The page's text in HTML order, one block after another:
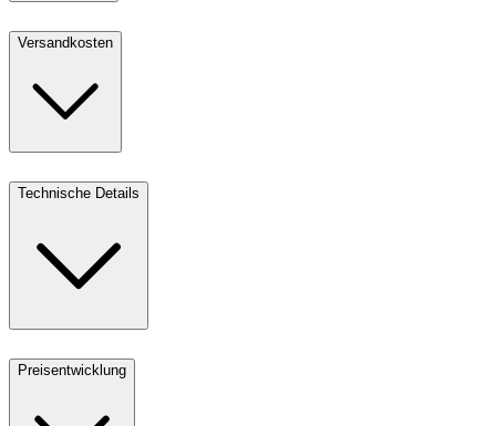
Versandkosten
Technische Details
Preisentwicklung